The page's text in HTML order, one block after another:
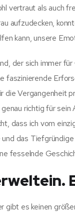
vertraut als auch
aufzudecken,
kann, unsere
der sich immer
faszinierende
die Vergangenheit
richtig für sein
dass ich vom
das
fesselnde
gibt es keinen